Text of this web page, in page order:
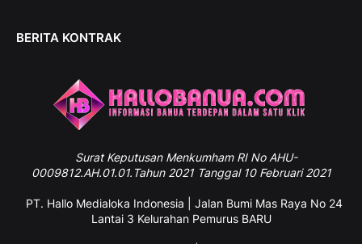
BERITA KONTRAK
SuratKeputusan Menkumham RI No AHU-
0009812.AH.01.01.Tahun 2021 Tanggal 10 Februari 2021
PT. Hallo Medialoka Indonesia | Jalan Bumi Mas Raya No 24
Lantai 3 Kelurahan Pemurus BARU